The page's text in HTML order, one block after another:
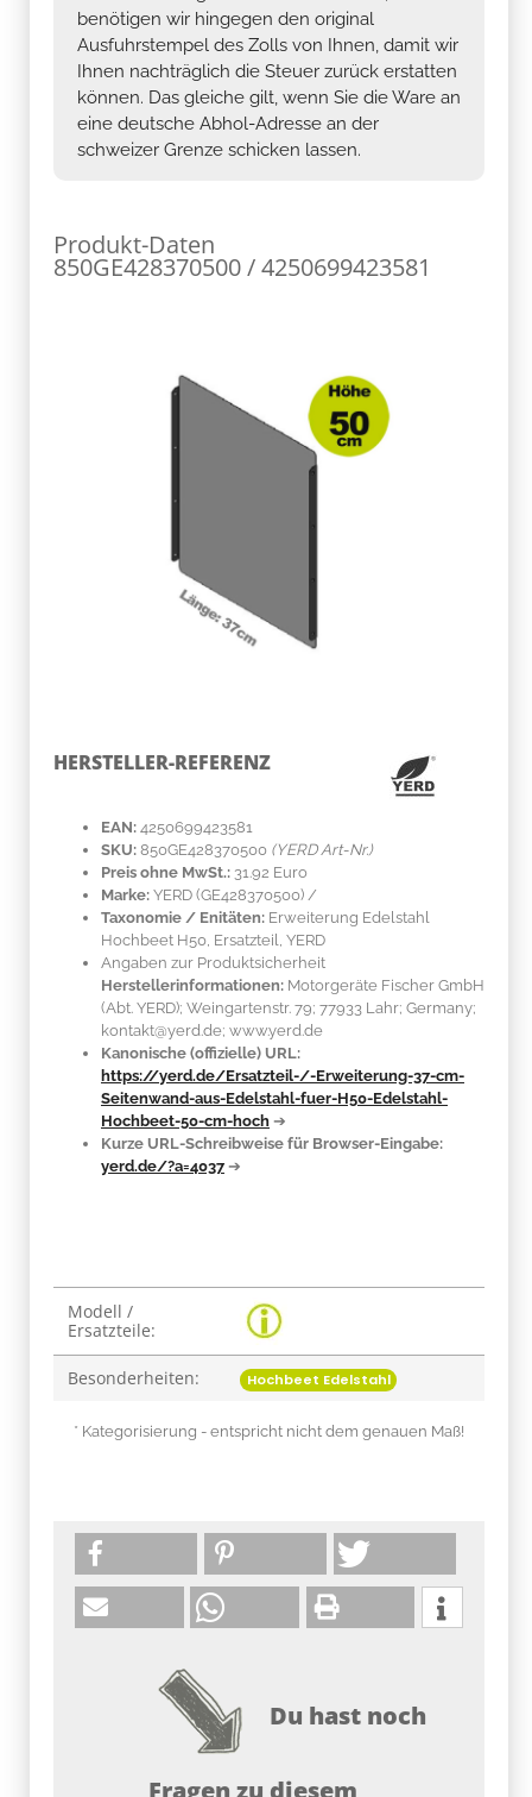
benötigen wir hingegen den original
Ausfuhrstempel des Zolls von Ihnen, damit wir
Ihnen nachträglich die Steuer zurück erstatten
können. Das gleiche gilt, wenn Sie die Ware an
eine deutsche Abhol-Adresse an der
schweizer Grenze schicken lassen.
Produkt-Daten
850GE428370500 / 4250699423581
HERSTELLER-REFERENZ
EAN: 4250699423581
SKU: 850GE428370500 (YERD Art-Nr.)
Preis ohne MwSt.: 31.92 Euro
Marke: YERD (GE428370500) /
Taxonomie / Enitäten: Erweiterung Edelstahl
Hochbeet H50, Ersatzteil, YERD
Angaben zur Produktsicherheit
Herstellerinformationen: Motorgeräte Fischer GmbH
(Abt. YERD); Weingartenstr. 79; 77933 Lahr; Germany;
kontakt@yerd.de; www.yerd.de
Kanonische (offizielle) URL:
https://yerd.de/Ersatzteil-/-Erweiterung-37-cm-
Seitenwand-aus-Edelstahl-fuer-H50-Edelstahl-
Hochbeet-50-cm-hoch ➔
Kurze URL-Schreibweise für Browser-Eingabe:
yerd.de/?a=4037 ➔
Produkteigenschaft
Wert
Modell /
Ersatzteile:
Besonderheiten: Hochbeet Edelstahl
* Kategorisierung - entspricht nicht dem genauen Maß!
Du hast noch
Fragen zu diesem